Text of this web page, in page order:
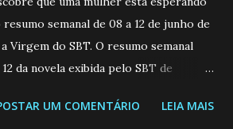
semanal de 08 a 12 de junho de
Virgem do SBT. O resumo semanal
da novela exibida pelo SBT de
do SBT de 08/06/26 a 14/06/26
UM COMENTÁRIO LEIA MAIS